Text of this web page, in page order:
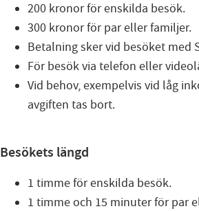
200 kronor för enskilda besök.
300 kronor för par eller familjer.
Betalning sker vid besöket med
För besök via telefon eller
Vid behov, exempelvis vid låg
avgiften tas bort.
Besökets längd
1 timme för enskilda besök.
1 timme och 15 minuter för par